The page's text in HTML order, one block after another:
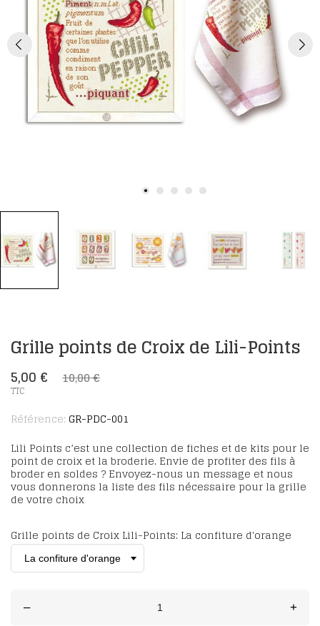
Grille points de Croix de Lili-Points
5,00 € 10,00 €
TTC
Référence: GR-PDC-001
Lili Points c’est une collection de fiches et de kits pour le
point de croix et la broderie. Envie de profiter des fils à
broder en soldes ? Envoyez-nous un message et nous
vous donnerons la liste des fils nécessaire pour la grille
de votre choix
Grille points de Croix Lili-Points: La confiture d'orange
– +